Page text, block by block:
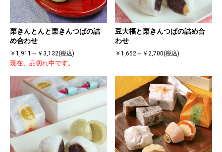
栗きんとんと栗きんつばの詰
め合わせ
￥1,911～￥3,132(税込)
現在、品切れ中です。
豆大福と栗きんつばの詰め合
わせ
￥1,652～￥2,700(税込)